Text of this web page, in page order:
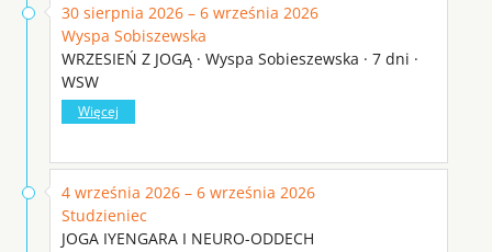
30 sierpnia 2026 – 6 września 2026
Wyspa Sobiszewska
WRZESIEŃ Z JOGĄ · Wyspa Sobieszewska · 7 dni ·
WSW
Więcej
4 września 2026 – 6 września 2026
Studzieniec
JOGA IYENGARA I NEURO-ODDECH